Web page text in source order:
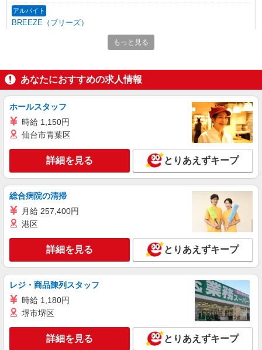
アルバイト
BREEZE（ブリーズ）
子ども服の販売スタッフ
［アルバイト］時給1,170円 試用期間あり（期
千葉県船橋市浜町2-1-1 ららぽーとTOKYO-
BAY
キープ 詳細を見る
アルバイト パート
earth music＆ecology super premium store
販売スタッフ
［アルバイト・パート］時給1,180円〜
千葉県船橋市浜町2-1-1 ららぽーとTOKYO-
詳細を見る
form forma（フォルム フォルマ）
販売スタッフ
［正社員］月給204,000円〜271,000円 ※経
験・能力により優遇します。 ※試用期間（6ヶ月
千葉県船橋市浜町2-1-1 ららぽーとTOKYO-
BAY
もっと見る
あなたにおすすめの求人情報
ホールスタッフ
時給 1,150円
仙台市青葉区
詳細を見る とりあえずキープ
総合病院の清掃
月給 257,400円
港区
詳細を見る とりあえずキープ
レジ・商品陳列スタッフ
時給 1,180円
堺市堺区
詳細を見る とりあえずキープ